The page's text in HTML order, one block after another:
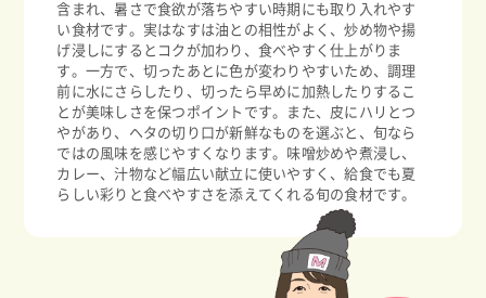
含まれ、暑さで食欲が落ちやすい時期にも取り入れやす
い食材です。実はなすは油との相性がよく、炒め物や揚
げ浸しにするとコクが加わり、食べやすく仕上がりま
す。一方で、切ったあとに色が変わりやすいため、調理
前に水にさらしたり、切ったら早めに加熱したりするこ
とが美味しさを保つポイントです。また、皮にハリとつ
やがあり、ヘタの切り口が新鮮なものを選ぶと、旬なら
ではの風味を感じやすくなります。味噌炒めや煮浸し、
カレー、汁物など幅広い献立に使いやすく、給食でも夏
らしい彩りと食べやすさを添えてくれる旬の食材です。